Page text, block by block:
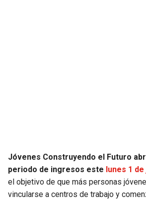
PACKERS
VIKINGS
TIMBERWOLVES
THUNDER
Jóvenes Construyendo el Futuro
periodo de ingresos este lunes 1
el objetivo de que más personas
vincularse a centros de trabajo y